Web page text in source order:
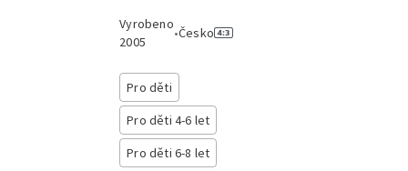
Vyrobeno
2005
•Česko
Pro děti
Pro děti 4-6 let
Pro děti 6-8 let